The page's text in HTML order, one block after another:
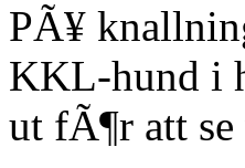
PÃ¥
KKL-hund i
ut fÃ¶r att